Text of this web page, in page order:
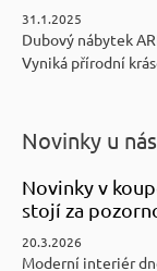
31.1.2025
Dubový nábytek
Vyniká přírodní
Novinky u
Novinky v
stojí za
20.3.2026
Moderní interiér